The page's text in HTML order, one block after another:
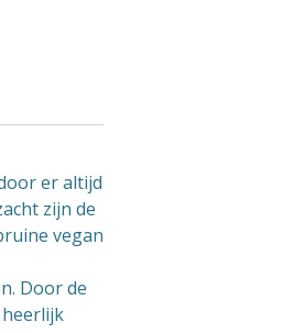
er altijd
zijn de
vegan
Door de